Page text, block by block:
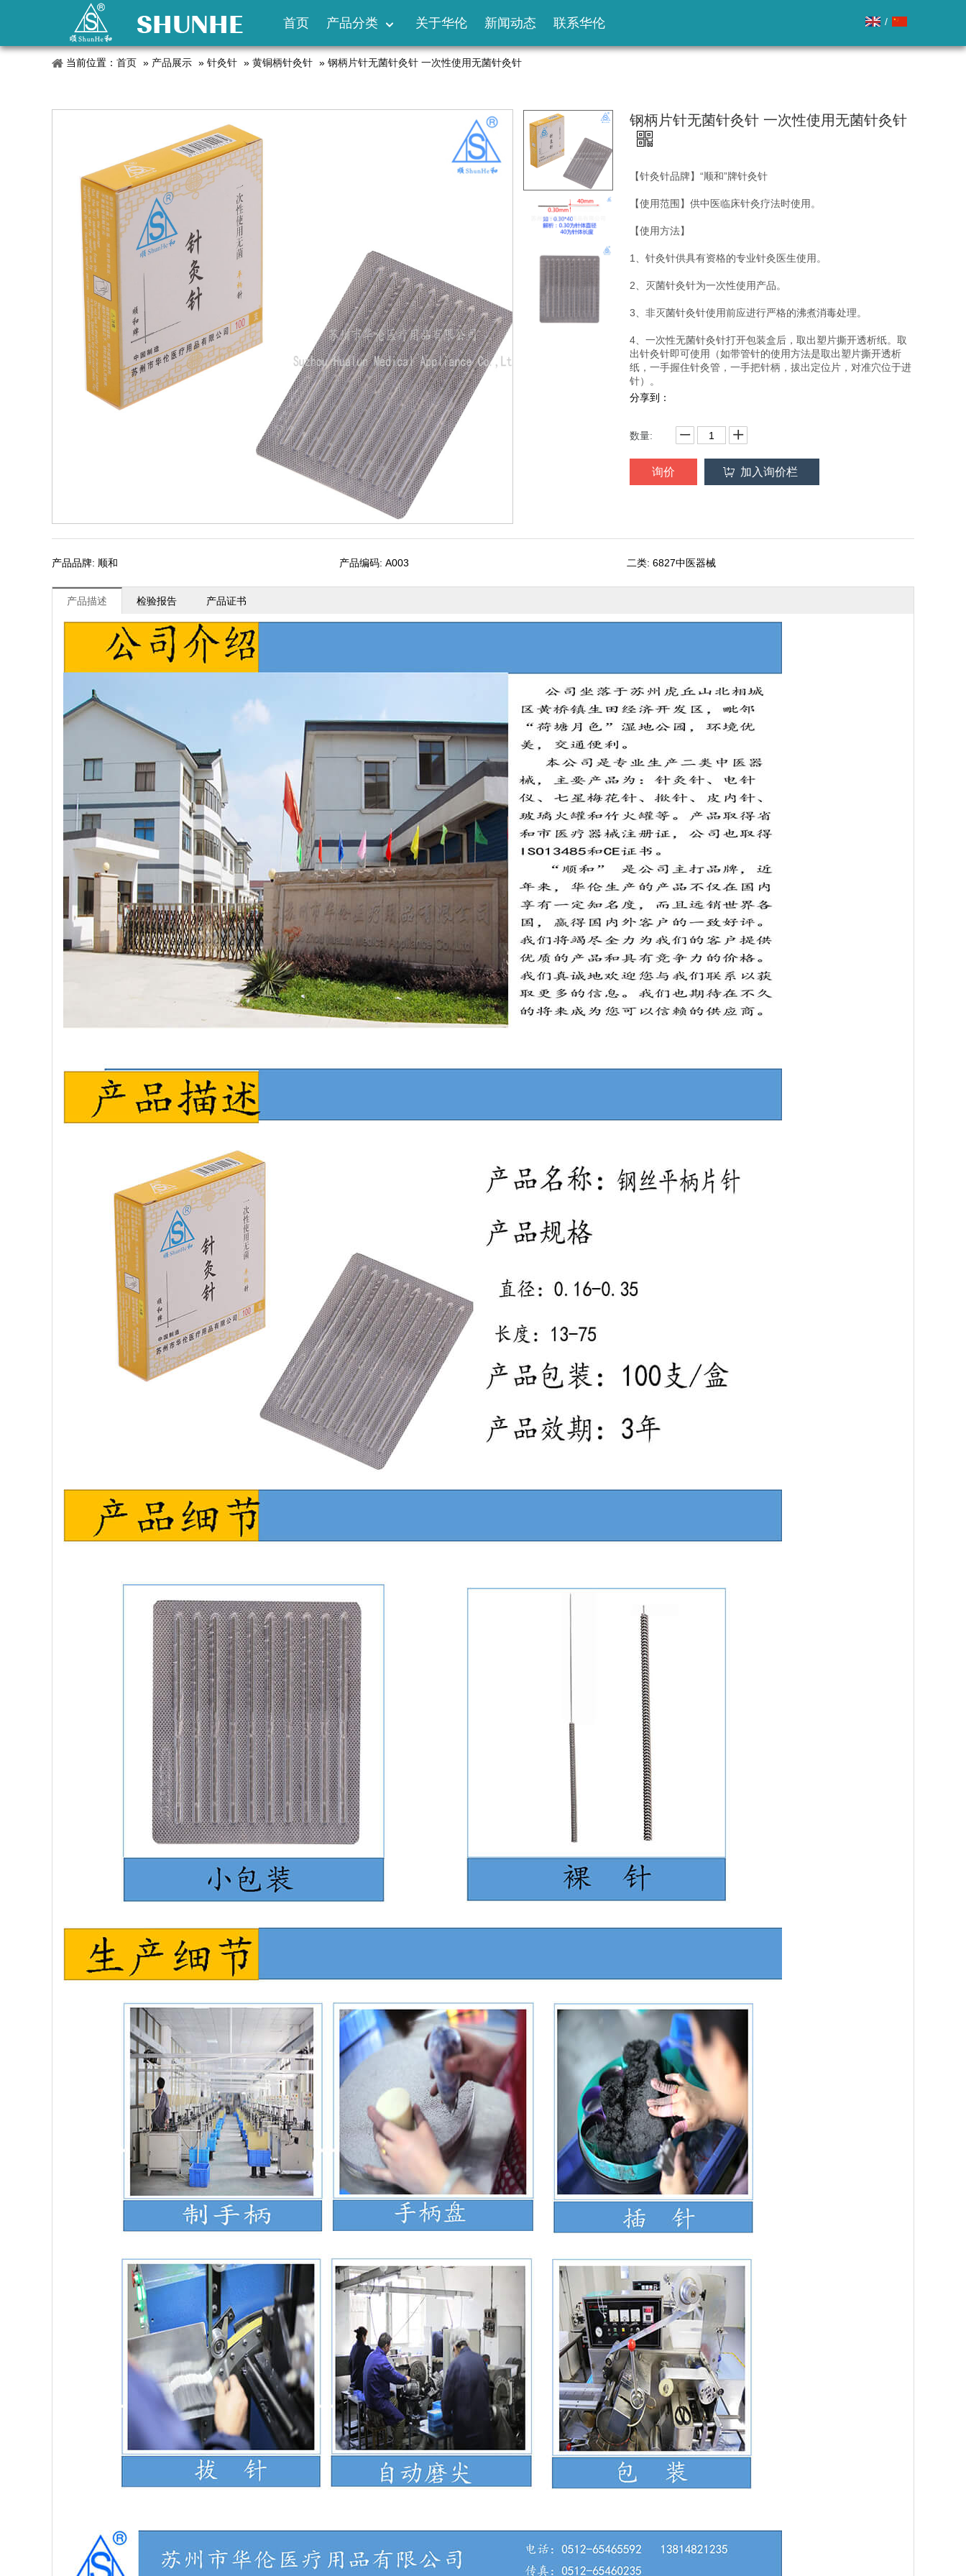
首页 产品分类 关于华伦 新闻动态 联系华伦 /
当前位置： 首页 » 产品展示 » 针灸针 » 黄铜柄针灸针 » 钢柄片针无菌针灸针 一次性使用无菌针灸针
钢柄片针无菌针灸针 一次性使用无菌针灸针
【针灸针品牌】“顺和”牌针灸针
【使用范围】供中医临床针灸疗法时使用。
【使用方法】
1、针灸针供具有资格的专业针灸医生使用。
2、灭菌针灸针为一次性使用产品。
3、非灭菌针灸针使用前应进行严格的沸煮消毒处理。
4、一次性无菌针灸针打开包装盒后，取出塑片撕开透析纸。取
出针灸针即可使用（如带管针的使用方法是取出塑片撕开透析
纸，一手握住针灸管，一手把针柄，拔出定位片，对准穴位于进
针）。
分享到：
数量:
询价 加入询价栏
产品品牌: 顺和 产品编码: A003 二类: 6827中医器械
产品描述 检验报告 产品证书